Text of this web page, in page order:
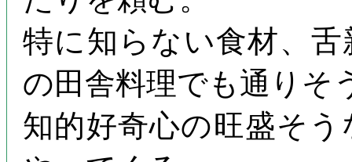
特に知らない食材、
の田舎料理でも通りそ
知的好奇心の旺盛そ